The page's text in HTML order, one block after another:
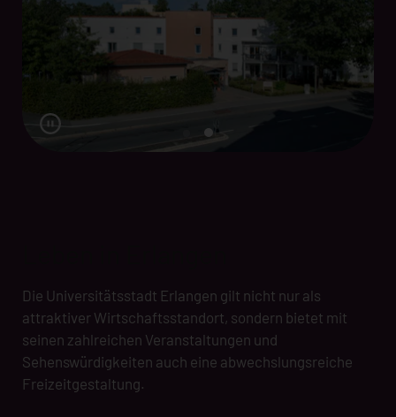
Die Universitätsstadt Erlangen gilt nicht nur als
attraktiver Wirtschaftsstandort, sondern bietet mit
seinen zahlreichen Veranstaltungen und
Sehenswürdigkeiten auch eine abwechslungsreiche
Freizeitgestaltung.